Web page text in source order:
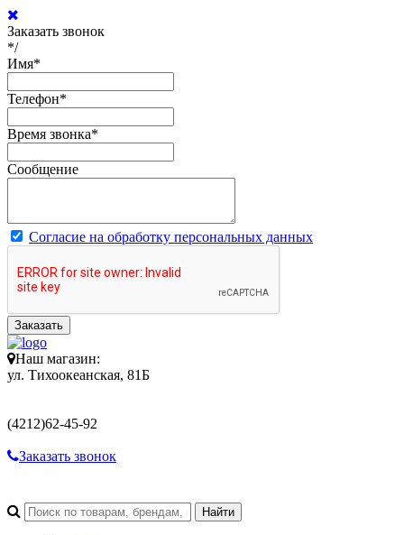
Заказать звонок
*/
Имя*
Телефон*
Время звонка*
Сообщение
Согласие на обработку персональных данных
Заказать
Наш магазин:
ул. Тихоокеанская, 81Б
(4212)62-45-92
Заказать звонок